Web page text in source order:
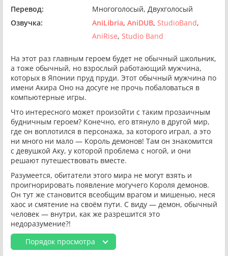
Перевод:
Многоголосый Двухголосый
Озвучка:
AniLibria AniDUB StudioBand
AniRise Studio Band
На этот раз главным героем будет не обычный школьник,
а тоже обычный, но взрослый работающий мужчина,
которых в Японии пруд пруди. Этот обычный мужчина по
имени Акира Оно на досуге не прочь побаловаться в
компьютерные игры.
Что интересного может произойти с таким прозаичным
будничным героем? Конечно, его втянуло в другой мир,
где он воплотился в персонажа, за которого играл, а это
ни много ни мало — Король демонов! Там он знакомится
с девушкой Аку, у которой проблема с ногой, и они
решают путешествовать вместе.
Разумеется, обитатели этого мира не могут взять и
проигнорировать появление могучего Короля демонов.
Он тут же становится всеобщим врагом и мишенью, неся
хаос и смятение на своём пути. С виду — демон, обычный
человек — внутри, как же разрешится это
недоразумение?!
Порядок просмотра